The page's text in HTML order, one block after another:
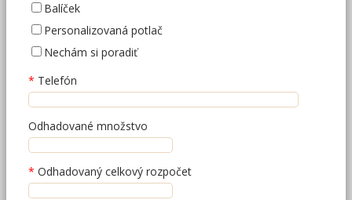
Balíček
Personalizovaná potlač
Nechám si poradiť
Telefón
Odhadované množstvo
Odhadovaný celkový rozpočet